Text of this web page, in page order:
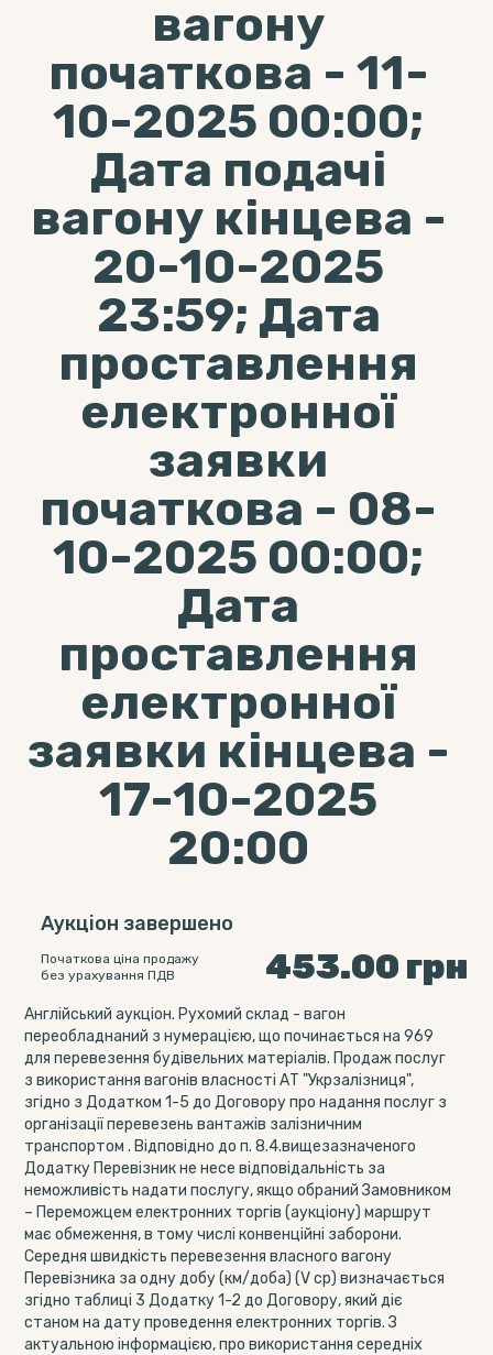
вагону
початкова - 11-
10-2025 00:00;
Дата подачі
вагону кінцева -
20-10-2025
23:59; Дата
проставлення
електронної
заявки
початкова - 08-
10-2025 00:00;
Дата
проставлення
електронної
заявки кінцева -
17-10-2025
20:00
Аукціон завершено
Початкова ціна продажу
без урахування ПДВ
453.00 грн
Англійський аукціон. Рухомий склад - вагон
переобладнаний з нумерацією, що починається на 969
для перевезення будівельних матеріалів. Продаж послуг
з використання вагонів власності АТ "Укрзалізниця",
згідно з Додатком 1-5 до Договору про надання послуг з
організації перевезень вантажів залізничним
транспортом . Відповідно до п. 8.4.вищезазначеного
Додатку Перевізник не несе відповідальність за
неможливість надати послугу, якщо обраний Замовником
– Переможцем електронних торгів (аукціону) маршрут
має обмеження, в тому числі конвенційні заборони.
Середня швидкість перевезення власного вагону
Перевізника за одну добу (км/доба) (V ср) визначається
згідно таблиці 3 Додатку 1-2 до Договору, який діє
станом на дату проведення електронних торгів. З
актуальною інформацією, про використання середніх